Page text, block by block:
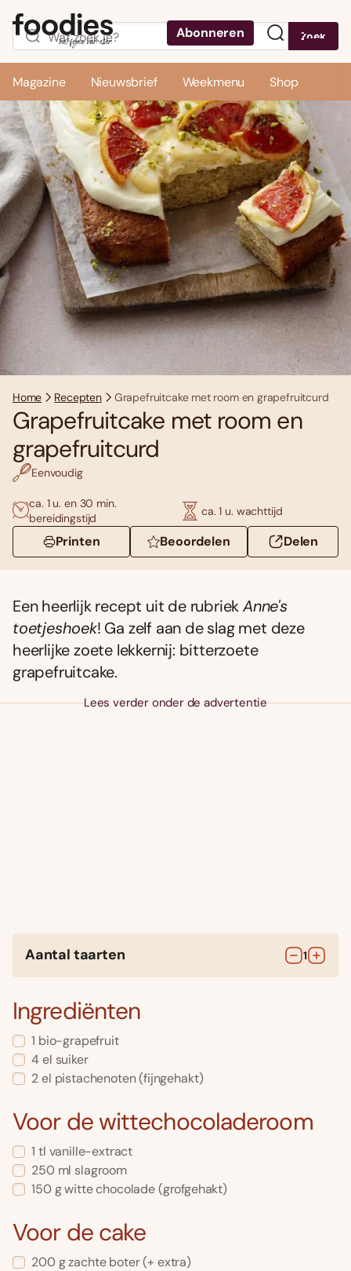
Abonneren Zoek
Magazine Nieuwsbrief Weekmenu Shop
Home Recepten Grapefruitcake met room en grapefruitcurd
Grapefruitcake met room en
grapefruitcurd
Eenvoudig
ca. 1 u. en 30 min.
bereidingstijd
ca. 1 u. wachttijd
Printen Beoordelen Delen
Een heerlijk recept uit de rubriekAnne's
toetjeshoek! Ga zelf aan de slag met deze
heerlijke zoete lekkernij: bitterzoete
grapefruitcake.
Lees verder onder de advertentie
Aantal taarten 1
Ingrediënten
1 bio-grapefruit
4el suiker
2el pistachenoten(fijngehakt)
Voor de wittechocoladeroom
1 tl vanille-extract
250 ml slagroom
150 gwitte chocolade(grofgehakt)
Voor de cake
200 gzachte boter(+ extra)